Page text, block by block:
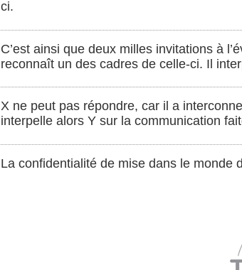
ci.
C’est ainsi que deux milles invitations à
reconnaît un des cadres de celle-ci. Il
X ne peut pas répondre, car il a
interpelle alors Y sur la communication
La confidentialité de mise dans le monde